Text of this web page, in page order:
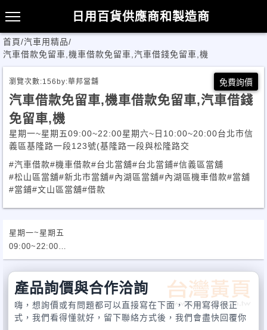
日用百貨供應商和製造商
首頁/汽車用精品/
汽車借款免留車,機車借款免留車,汽車借錢免留車,機
瀏覽次數:156 by:華邦當舖 免費詢價
汽車借款免留車,機車借款免留車,汽車借錢
免留車,機
星期一~星期五09:00~22:00星期六~日10:00~20:00台北市信
義區基隆路一段123號(基隆路一段與松隆路交
#汽車借款#機車借款#台北當舖#台北當鋪#信義區當舖
#松山區當舖#新北市當舖#內湖區當舖#內湖區機車借款#當舖
#當鋪#文山區當舖#借款
星期一~星期五
09:00~22:00
星期六~日
10:00~20:00
台北市信義區基隆路一段123號(基隆路一段與松隆路交叉口)
產品詢價與合作洽詢
嗨，想詢價或有問題都可以直接寫在下面，不用寫得很正
式，我們看得懂就好，留下聯絡方式後，我們會盡快回覆你